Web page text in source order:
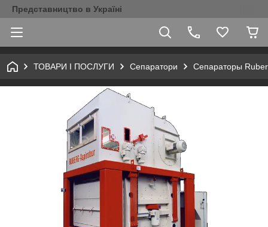
Представництво в Україні
ТОВАРИ І ПОСЛУГИ Сепаратори Сепараторы